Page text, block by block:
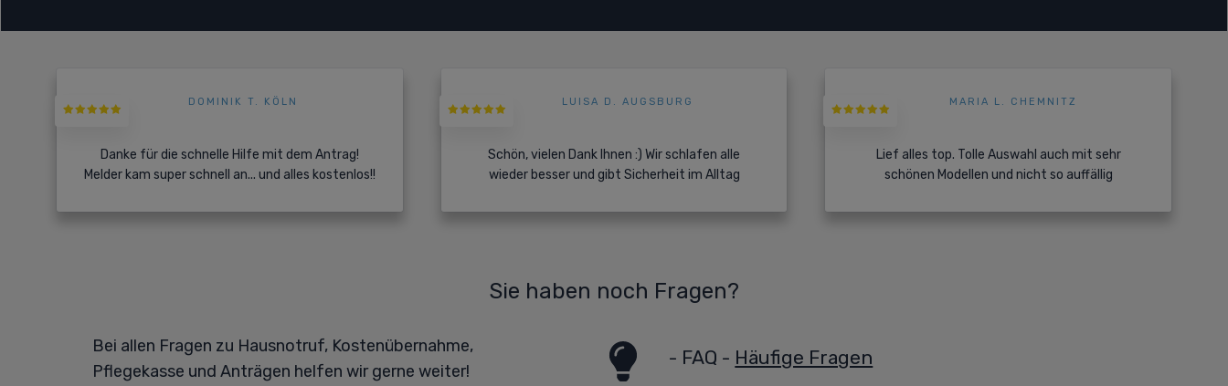
DOMINIK T. KÖLN
Danke für die schnelle Hilfe mit dem Antrag!
Melder kam super schnell an... und alles kostenlos!!
LUISA D. AUGSBURG
Schön, vielen Dank Ihnen :) Wir schlafen alle
wieder besser und gibt Sicherheit im Alltag
MARIA L. CHEMNITZ
Lief alles top. Tolle Auswahl auch mit sehr
schönen Modellen und nicht so auffällig
Sie haben noch Fragen?
Bei allen Fragen zu Hausnotruf, Kostenübernahme,
Pflegekasse und Anträgen helfen wir gerne weiter!
- FAQ - Häufige Fragen